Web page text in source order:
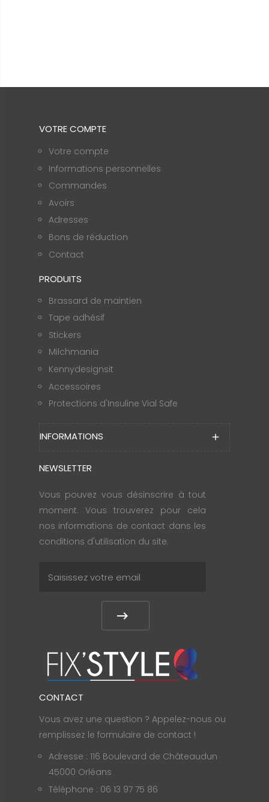
VOTRE COMPTE
Votre compte
Informations personnelles
Commandes
Avoirs
Adresses
Bons de réduction
Contact
PRODUITS
Brassard de maintien
Tape adhésif
Stickers
Milchmania
Kennydesignsit
Accessoires
Protections d'Insuline Vial Safe
INFORMATIONS add
NEWSLETTER
Vous pouvez vous désinscrire à tout
moment. Vous trouverez pour cela
nos informations de contact dans les
conditions d'utilisation du site.
CONTACT
Vous avez une question ? Appelez-nous ou
remplissez le formulaire de contact !
Adresse : 116 Boulevard de Châteaudun
45000 Orléans
Téléphone : 06 13 97 75 86